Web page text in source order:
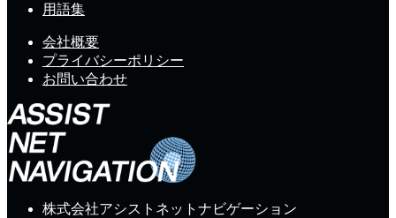
用語集
会社概要
プライバシーポリシー
お問い合わせ
株式会社アシストネットナビゲーション